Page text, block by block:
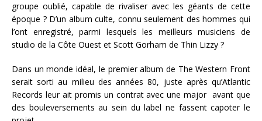
groupe oublié, capable de rivaliser avec les géants de cette
époque ? D’un album culte, connu seulement des hommes qui
l’ont enregistré, parmi lesquels les meilleurs musiciens de
studio de la Côte Ouest et Scott Gorham de Thin Lizzy ?
Dans un monde idéal, le premier album de The Western Front
serait sorti au milieu des années 80, juste après qu’Atlantic
Records leur ait promis un contrat avec une major avant que
des bouleversements au sein du label ne fassent capoter le